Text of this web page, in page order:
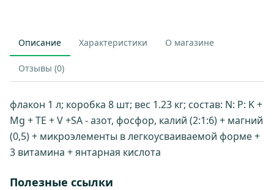
Описание Характеристики О магазине
Отзывы (0)
флакон 1 л; коробка 8 шт; вес 1.23 кг; состав: N: P: K +
Mg + TE + V +SA - азот, фосфор, калий (2:1:6) + магний
(0,5) + микроэлементы в легкоусваиваемой форме +
3 витамина + янтарная кислота
Полезные ссылки